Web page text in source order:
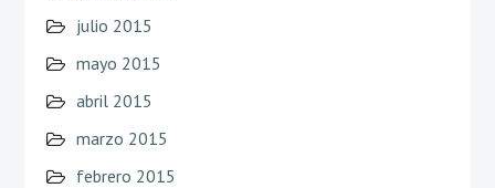
julio 2015
mayo 2015
abril 2015
marzo 2015
febrero 2015